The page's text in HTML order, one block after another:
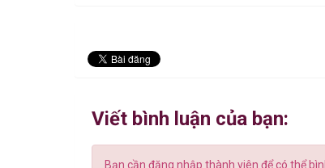
Viết bình luận của bạn:
Bạn cần đăng nhập thành viên để có thể